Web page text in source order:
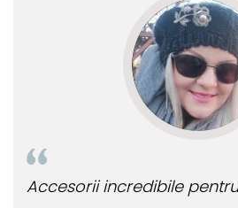
Accesorii incredibile pentru